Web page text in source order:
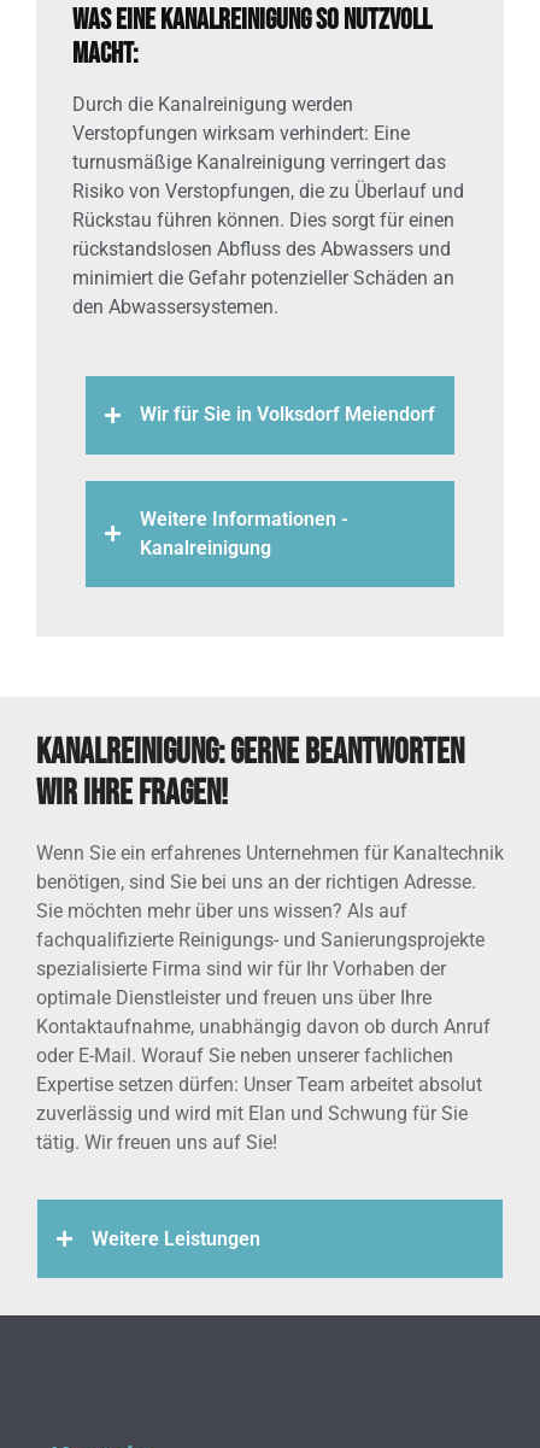
Was eine Kanalreinigung so nutzvoll
macht:
Durch die Kanalreinigung werden
Verstopfungen wirksam verhindert: Eine
turnusmäßige Kanalreinigung verringert das
Risiko von Verstopfungen, die zu Überlauf und
Rückstau führen können. Dies sorgt für einen
rückstandslosen Abfluss des Abwassers und
minimiert die Gefahr potenzieller Schäden an
den Abwassersystemen.
Wir für Sie in Volksdorf Meiendorf
Weitere Informationen -
Kanalreinigung
Kanalreinigung: Gerne beantworten
wir Ihre Fragen!
Wenn Sie ein erfahrenes Unternehmen für Kanaltechnik
benötigen, sind Sie bei uns an der richtigen Adresse.
Sie möchten mehr über uns wissen? Als auf
fachqualifizierte Reinigungs- und Sanierungsprojekte
spezialisierte Firma sind wir für Ihr Vorhaben der
optimale Dienstleister und freuen uns über Ihre
Kontaktaufnahme, unabhängig davon ob durch Anruf
oder E-Mail. Worauf Sie neben unserer fachlichen
Expertise setzen dürfen: Unser Team arbeitet absolut
zuverlässig und wird mit Elan und Schwung für Sie
tätig. Wir freuen uns auf Sie!
Weitere Leistungen